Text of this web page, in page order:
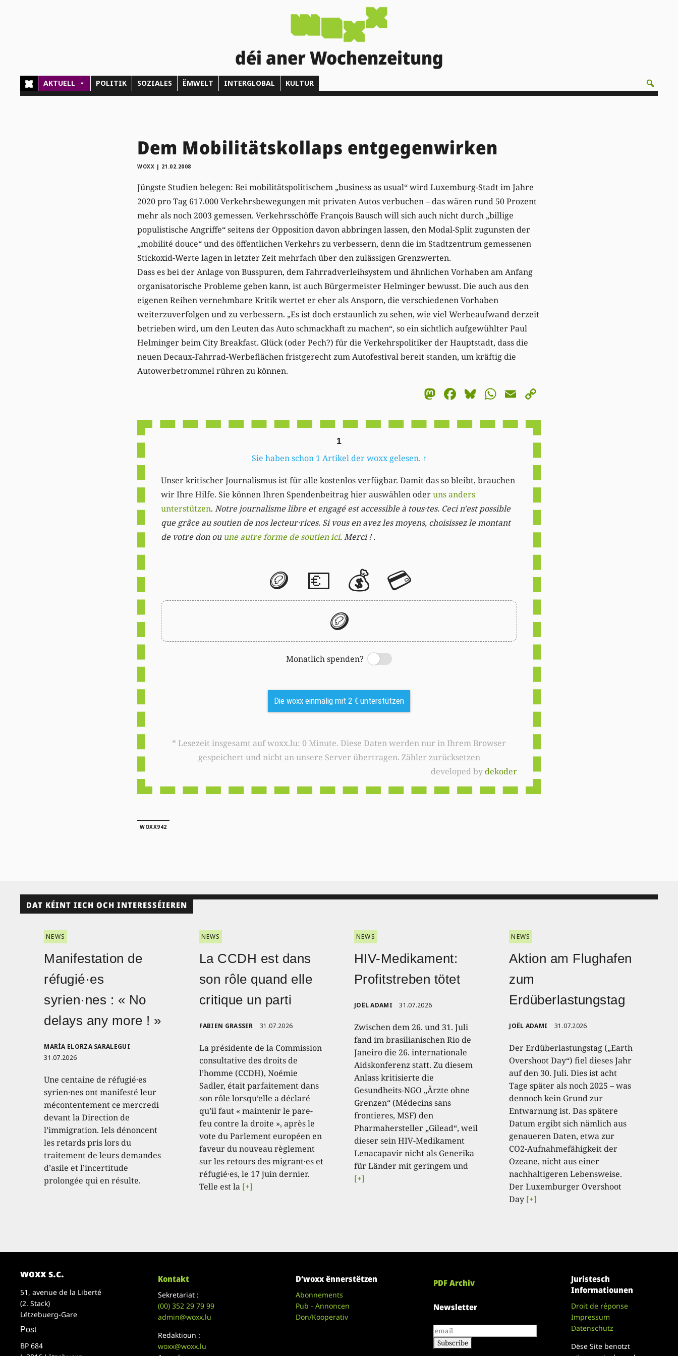
déi aner Wochenzeitung
AKTUELL POLITIK SOZIALES ËMWELT INTERGLOBAL KULTUR
Dem Mobilitätskollaps entgegenwirken
WOXX | 21.02.2008
Jüngste Studien belegen: Bei mobilitätspolitischem „business as usual“ wird Luxemburg-Stadt im Jahre
2020 pro Tag 617.000 Verkehrsbewegungen mit privaten Autos verbuchen – das wären rund 50 Prozent
mehr als noch 2003 gemessen. Verkehrsschöffe François Bausch will sich auch nicht durch „billige
populistische Angriffe“ seitens der Opposition davon abbringen lassen, den Modal-Split zugunsten der
„mobilité douce“ und des öffentlichen Verkehrs zu verbessern, denn die im Stadtzentrum gemessenen
Stickoxid-Werte lagen in letzter Zeit mehrfach über den zulässigen Grenzwerten.
Dass es bei der Anlage von Busspuren, dem Fahrradverleihsystem und ähnlichen Vorhaben am Anfang
organisatorische Probleme geben kann, ist auch Bürgermeister Helminger bewusst. Die auch aus den
eigenen Reihen vernehmbare Kritik wertet er eher als Ansporn, die verschiedenen Vorhaben
weiterzuverfolgen und zu verbessern. „Es ist doch erstaunlich zu sehen, wie viel Werbeaufwand derzeit
betrieben wird, um den Leuten das Auto schmackhaft zu machen“, so ein sichtlich aufgewühlter Paul
Helminger beim City Breakfast. Glück (oder Pech?) für die Verkehrspolitiker der Hauptstadt, dass die
neuen Decaux-Fahrrad-Werbeflächen fristgerecht zum Autofestival bereit standen, um kräftig die
Autowerbetrommel rühren zu können.
Mastodon
Facebook
Bluesky
WhatsApp
Email
1
Sie haben schon 1 Artikel der woxx gelesen. ↑
Unser kritischer Journalismus ist für alle kostenlos verfügbar. Damit das so bleibt, brauchen
wir Ihre Hilfe. Sie können Ihren Spendenbeitrag hier auswählen oderuns anders
unterstützen. Notre journalisme libre et engagé est accessible à tous·tes. Ceci n'est possible
que grâce au soutien de nos lecteur·rices. Si vous en avez les moyens, choisissez le montant
de votre don ou une autre forme de soutien ici. Merci ! .
🪙 💶 💰 💳
🪙
Monatlich spenden?
Switch
Die woxx einmalig mit 2 € unterstützen
* Lesezeit insgesamt auf woxx.lu: 0 Minute. Diese Daten werden nur in Ihrem Browser
gespeichert und nicht an unsere Server übertragen. Zähler zurücksetzen
developed bydekoder
WOXX942
DAT KÉINT IECH OCH INTERESSÉIEREN
NEWS
Manifestation de
réfugié·es
syrien·nes : « No
delays any more ! »
MARÍA ELORZA SARALEGUI
31.07.2026
Une centaine de réfugié·es
syrien·nes ont manifesté leur
mécontentement ce mercredi
devant la Direction de
l’immigration. Iels dénoncent
les retards pris lors du
traitement de leurs demandes
d’asile et l’incertitude
prolongée qui en résulte.
NEWS
La CCDH est dans
son rôle quand elle
critique un parti
FABIEN GRASSER 31.07.2026
La présidente de la Commission
consultative des droits de
l’homme (CCDH), Noémie
Sadler, était parfaitement dans
son rôle lorsqu’elle a déclaré
qu’il faut « maintenir le pare-
feu contre la droite », après le
vote du Parlement européen en
faveur du nouveau règlement
sur les retours des migrant·es et
réfugié·es, le 17 juin dernier.
Telle est la [+]
NEWS
HIV-Medikament:
Profitstreben tötet
JOËL ADAMI 31.07.2026
Zwischen dem 26. und 31. Juli
fand im brasilianischen Rio de
Janeiro die 26. internationale
Aidskonferenz statt. Zu diesem
Anlass kritisierte die
Gesundheits-NGO „Ärzte ohne
Grenzen“ (Médecins sans
frontieres, MSF) den
Pharmahersteller „Gilead“, weil
dieser sein HIV-Medikament
Lenacapavir nicht als Generika
für Länder mit geringem und
[+]
NEWS
Aktion am Flughafen
zum
Erdüberlastungstag
JOËL ADAMI 31.07.2026
Der Erdüberlastungstag („Earth
Overshoot Day“) fiel dieses Jahr
auf den 30. Juli. Dies ist acht
Tage später als noch 2025 – was
dennoch kein Grund zur
Entwarnung ist. Das spätere
Datum ergibt sich nämlich aus
genaueren Daten, etwa zur
CO2-Aufnahmefähigkeit der
Ozeane, nicht aus einer
nachhaltigeren Lebensweise.
Der Luxemburger Overshoot
Day [+]
woxx s.c.
51, avenue de la Liberté
(2. Stack)
Lëtzebuerg-Gare
Post
BP 684
Kontakt
Sekretariat :
(00)352 29 79 99
admin@woxx.lu
Redaktioun :
woxx@woxx.lu
D’woxx ënnerstëtzen
Abonnements
Pub - Annoncen
Don/Kooperativ
PDF Archiv
Newsletter
Juristesch
Informatiounen
Droit de réponse
Impressum
Datenschutz
Dëse Site benotzt